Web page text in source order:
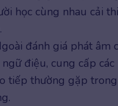
học cùng nhau cải
đánh giá phát âm
ngữ điệu, cung cấp
tiếp thường gặp